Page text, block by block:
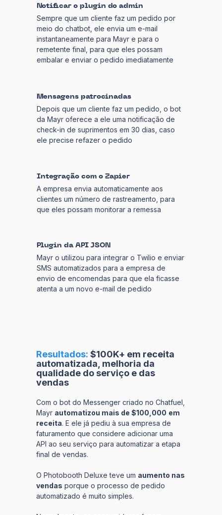
Com o bot do Messenger criado no Chatfuel,
Mayr automatizou mais de $100,000 em
receita. E ele já pediu à sua empresa de
faturamento que considere adicionar uma
API ao seu serviço para automatizar a etapa
final de vendas.
O Photobooth Deluxe teve um aumento nas
vendas porque o processo de pedido
automatizado é muito simples.
Resultados: $100K+ em receita
automatizada, melhoria da
qualidade do serviço e das
vendas
Notificar o plugin do admin
Sempre que um cliente faz um pedido por
meio do chatbot, ele envia um e-mail
instantaneamente para Mayr e para o
remetente final, para que eles possam
embalar e enviar o pedido imediatamente
Mensagens patrocinadas
Depois que um cliente faz um pedido, o bot
da Mayr oferece a ele uma notificação de
check-in de suprimentos em 30 dias, caso
ele precise refazer o pedido
Plugin da API JSON
Mayr o utilizou para integrar o Twilio e enviar
SMS automatizados para a empresa de
envio de encomendas para que ela ficasse
atenta a um novo e-mail de pedido
Integração com o Zapier
A empresa envia automaticamente aos
clientes um número de rastreamento, para
que eles possam monitorar a remessa